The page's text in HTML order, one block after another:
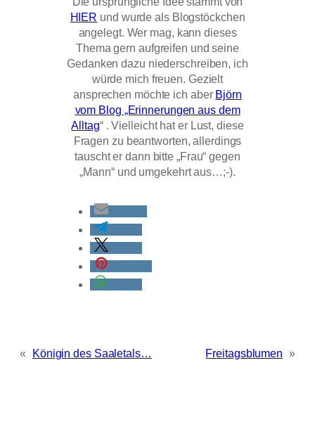
HIER und wurde als Blogstöckchen
angelegt. Wer mag, kann dieses
Thema gern aufgreifen und seine
Gedanken dazu niederschreiben, ich
würde mich freuen. Gezielt
ansprechen möchte ich aber Björn
vom Blog „Erinnerungen aus dem
Alltag“ . Vielleicht hat er Lust, diese
Fragen zu beantworten, allerdings
tauscht er dann bitte „Frau“ gegen
„Mann“ und umgekehrt aus…;-).
« Königin des Saaletals… Freitagsblumen »